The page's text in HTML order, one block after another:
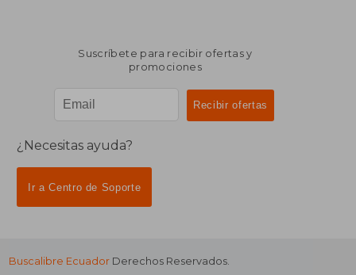
Suscríbete para recibir ofertas y
promociones
¿Necesitas ayuda?
Ir a Centro de Soporte
Buscalibre Ecuador Derechos Reservados.